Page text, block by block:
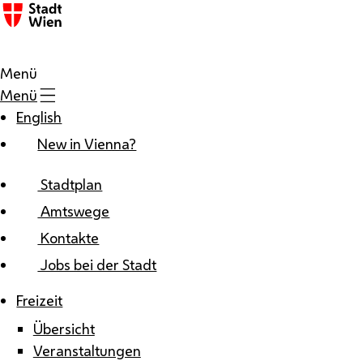
Zum Inhalt
Menü
Menü
English
New in Vienna?
Stadtplan
Amtswege
Kontakte
Jobs bei der Stadt
Freizeit
Übersicht
Veranstaltungen